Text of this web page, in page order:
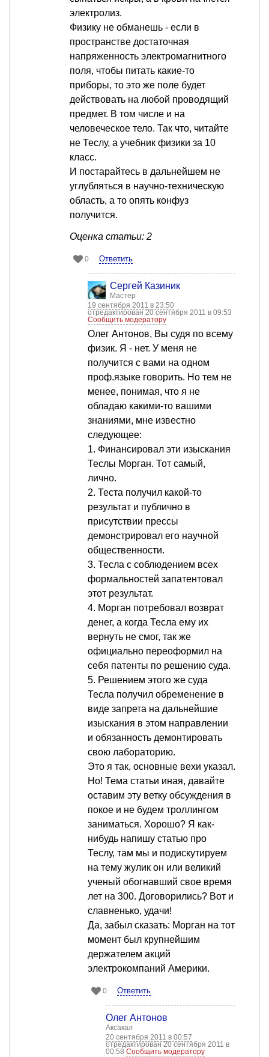
электролиз.
Физику не обманешь - если в
пространстве достаточная
напряженность электромагнитного
поля, чтобы питать какие-то
приборы, то это же поле будет
действовать на любой проводящий
предмет. В том числе и на
человеческое тело. Так что, читайте
не Теслу, а учебник физики за 10
класс.
И постарайтесь в дальнейшем не
углубляться в научно-техническую
область, а то опять конфуз
получится.
Оценка статьи: 2
0 Ответить
Сергей Казиник
Мастер
19 сентября 2011 в 23:50
отредактирован 20 сентября 2011 в 09:53
Сообщить модератору
Олег Антонов, Вы судя по всему
физик. Я - нет. У меня не
получится с вами на одном
проф.языке говорить. Но тем не
менее, понимая, что я не
обладаю какими-то вашими
знаниями, мне известно
следующее:
1. Финансировал эти изыскания
Теслы Морган. Тот самый,
лично.
2. Теста получил какой-то
результат и публично в
присутствии прессы
демонстрировал его научной
общественности.
3. Тесла с соблюдением всех
формальностей запатентовал
этот результат.
4. Морган потребовал возврат
денег, а когда Тесла ему их
вернуть не смог, так же
официально переоформил на
себя патенты по решению суда.
5. Решением этого же суда
Тесла получил обременение в
виде запрета на дальнейшие
изыскания в этом направлении
и обязанность демонтировать
свою лабораторию.
Это я так, основные вехи указал.
Но! Тема статьи иная, давайте
оставим эту ветку обсуждения в
покое и не будем троллингом
заниматься. Хорошо? Я как-
нибудь напишу статью про
Теслу, там мы и подискутируем
на тему жулик он или великий
ученый обогнавший свое время
лет на 300. Договорились? Вот и
славненько, удачи!
Да, забыл сказать: Морган на тот
момент был крупнейшим
держателем акций
электрокомпаний Америки.
0 Ответить
Олег Антонов
Аксакал
20 сентября 2011 в 00:57
отредактирован 20 сентября 2011 в
00:58 Сообщить модератору